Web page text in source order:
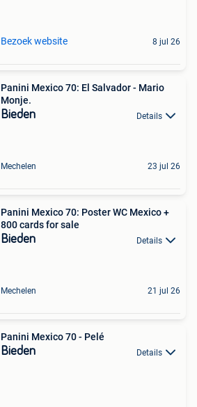
Bezoek website 8 jul 26
Panini Mexico 70: El Salvador - Mario
Monje.
Bieden Details
Mechelen 23 jul 26
Panini Mexico 70: Poster WC Mexico +
800 cards for sale
Bieden Details
Mechelen 21 jul 26
Panini Mexico 70 - Pelé
Bieden Details